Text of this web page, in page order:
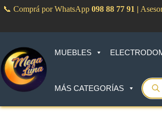
📞 Comprá por WhatsApp 098 88 77 91 |
MUEBLES
MÁS CATEGORÍAS
search